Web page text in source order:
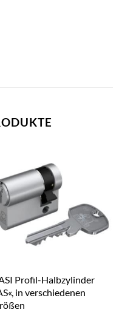
Profil-Halbzylinder
in verschiedenen